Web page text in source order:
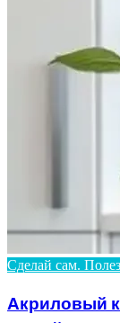
Сделай сам.
Акриловый